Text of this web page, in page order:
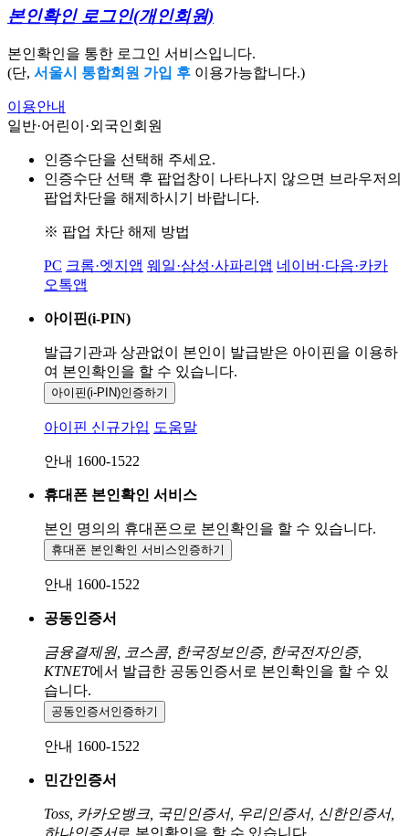
본인확인 로그인(개인회원)
본인확인을 통한 로그인 서비스입니다.
(단, 서울시 통합회원 가입 후 이용가능합니다.)
이용안내
일반·어린이·외국인회원
인증수단을 선택해 주세요.
인증수단 선택 후 팝업창이 나타나지 않으면 브라우저의
팝업차단을 해제하시기 바랍니다.
※ 팝업 차단 해제 방법
PC 크롬·엣지앱 웨일·삼성·사파리앱 네이버·다음·카카
오톡앱
아이핀(i-PIN)
발급기관과 상관없이 본인이 발급받은 아이핀을 이용하
여 본인확인을 할 수 있습니다.
아이핀(i-PIN)인증하기
아이핀 신규가입 도움말
안내 1600-1522
휴대폰 본인확인 서비스
본인 명의의 휴대폰으로 본인확인을 할 수 있습니다.
휴대폰 본인확인 서비스인증하기
안내 1600-1522
공동인증서
금융결제원, 코스콤, 한국정보인증, 한국전자인증,
KTNET에서 발급한 공동인증서로 본인확인을 할 수 있
습니다.
공동인증서 인증하기
안내 1600-1522
민간인증서
Toss, 카카오뱅크, 국민인증서, 우리인증서, 신한인증서,